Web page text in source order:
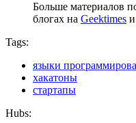
Больше материалов
блогах на Geektimes и
Tags:
языки
хакатоны
стартапы
Hubs: